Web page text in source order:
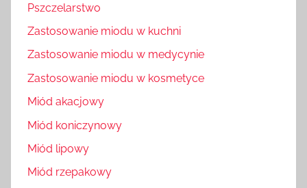
Pszczelarstwo
Zastosowanie miodu w kuchni
Zastosowanie miodu w medycynie
Zastosowanie miodu w kosmetyce
Miód akacjowy
Miód koniczynowy
Miód lipowy
Miód rzepakowy